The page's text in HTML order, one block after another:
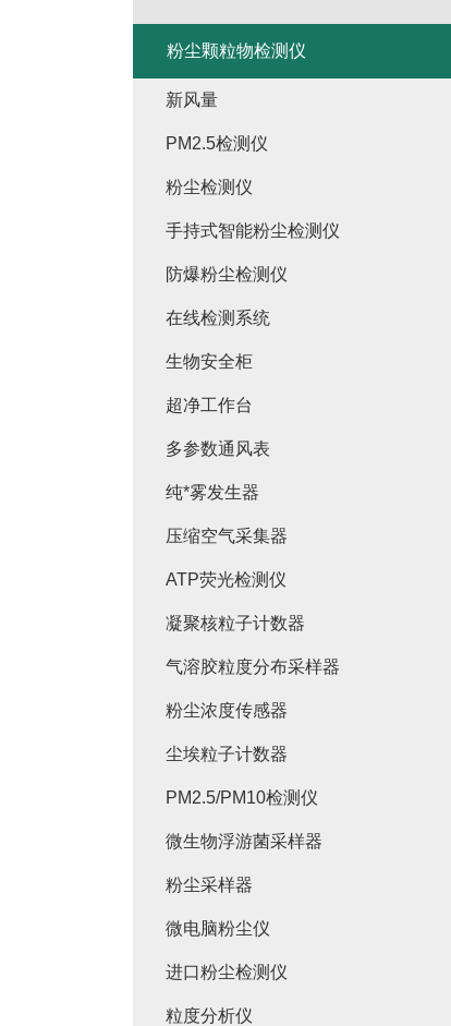
粉尘颗粒物检测仪
新风量
PM2.5检测仪
粉尘检测仪
手持式智能粉尘检测仪
防爆粉尘检测仪
在线检测系统
生物安全柜
超净工作台
多参数通风表
纯*雾发生器
压缩空气采集器
ATP荧光检测仪
凝聚核粒子计数器
气溶胶粒度分布采样器
粉尘浓度传感器
尘埃粒子计数器
PM2.5/PM10检测仪
微生物浮游菌采样器
粉尘采样器
微电脑粉尘仪
进口粉尘检测仪
粒度分析仪